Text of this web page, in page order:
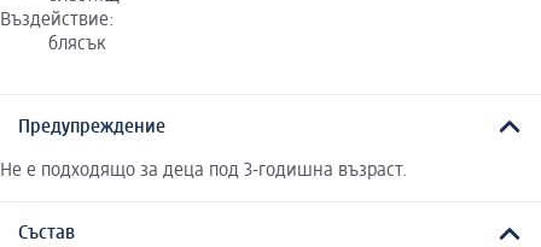
Въздействие:
блясък
Предупреждение
Не е подходящо за деца под 3-годишна възраст.
Състав